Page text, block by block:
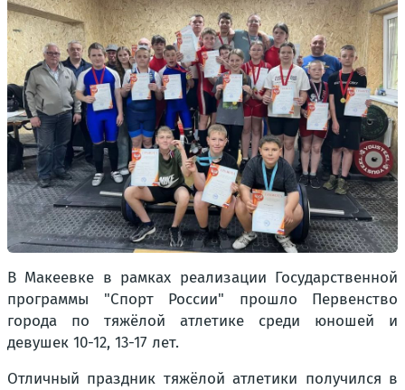
В Макеевке в рамках реализации Государственной
программы "Спорт России" прошло Первенство
города по тяжёлой атлетике среди юношей и
девушек 10-12, 13-17 лет.
Отличный праздник тяжёлой атлетики получился в